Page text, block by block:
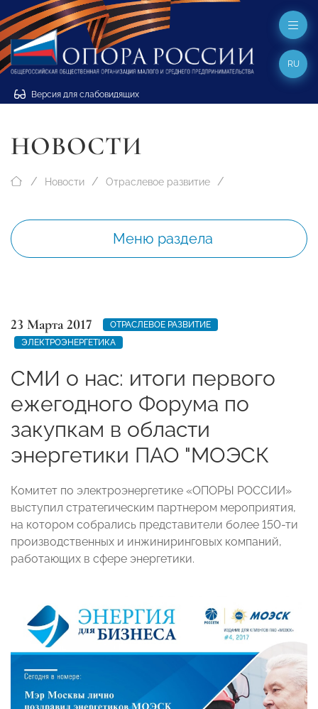
Версия для слабовидящих
RU
НОВОСТИ
Новости Отраслевое развитие
Меню раздела
23 Марта 2017
ОТРАСЛЕВОЕ РАЗВИТИЕ
ЭЛЕКТРОЭНЕРГЕТИКА
СМИ о нас: итоги первого
ежегодного Форума по
закупкам в области
энергетики ПАО "МОЭСК
Комитет по электроэнергетике «ОПОРЫ РОССИИ»
выступил стратегическим партнером мероприятия,
на котором собрались представители более 150-ти
производственных и инжиниринговых компаний,
работающих в сфере энергетики.